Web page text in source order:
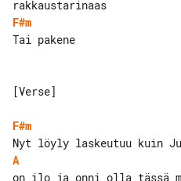
F#m
Tai pakene
[Verse]
F#m
A